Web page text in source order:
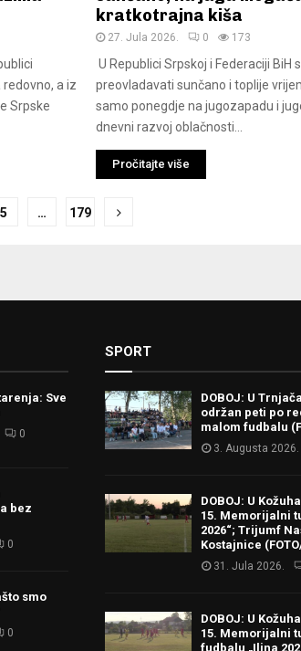
redovno, a iz
Srpske
kratkotrajna kiša
27. Jula 2026. 0 173
U Republici Srpskoj i Federaciji BiH
preovladavati sunčano i toplije
samo ponegdje na jugozapadu i
dnevni razvoj oblačnosti...
Pročitajte više
5 … 179
Sve
0
bez
0
smo
0
SPORT
DOBOJ: U
održan peti po
malom fudbalu
3. Augusta 2026.
DOBOJ: U
15. Memorijalni
2026“; Trijumf
Kostajnice
31. Jula 2026.
DOBOJ: U
15. Memorijalni
fudbalu „Ilina